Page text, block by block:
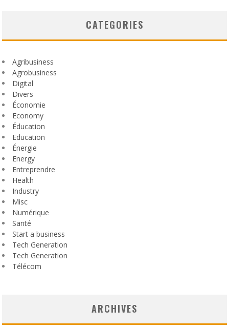
CATEGORIES
Agribusiness
Agrobusiness
Digital
Divers
Économie
Economy
Éducation
Education
Énergie
Energy
Entreprendre
Health
Industry
Misc
Numérique
Santé
Start a business
Tech Generation
Tech Generation
Télécom
ARCHIVES